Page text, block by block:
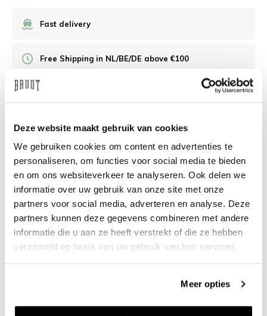
Deze website maakt gebruik van cookies
We gebruiken cookies om content en advertenties te
personaliseren, om functies voor social media te bieden
en om ons websiteverkeer te analyseren. Ook delen we
informatie over uw gebruik van onze site met onze
partners voor social media, adverteren en analyse. Deze
partners kunnen deze gegevens combineren met andere
informatie die u aan ze heeft verstrekt of die ze hebben
verzameld op basis van uw gebruik van hun services.
Meer opties
Fast delivery
Free Shipping in NL/BE/DE above €100
/10 on Feedback Company
Need help?We're glad to help
About this product
Shipment and returns
Related products